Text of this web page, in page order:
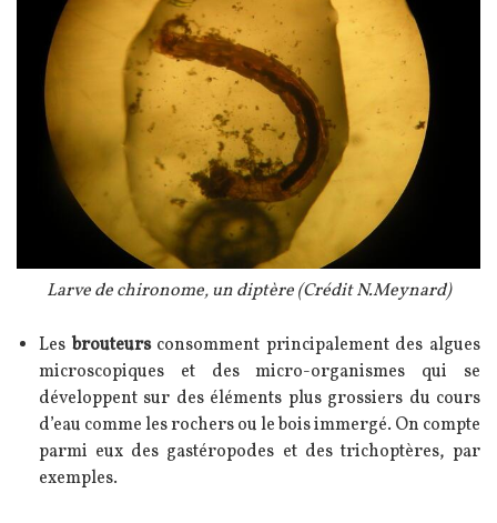
Légende
Larve de chironome, un diptère (Crédit N.Meynard)
TexteLesbrouteursconsomment principalement des algues
microscopiques et des micro-organismes qui se
développent sur des éléments plus grossiers du cours
d’eau comme les rochers ou le bois immergé. On compte
parmi eux des gastéropodes et des trichoptères, par
exemples.